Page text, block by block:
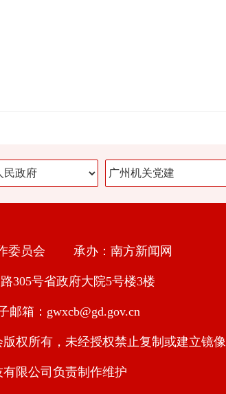
作委员会 承办：南方新闻网
305号省政府大院5号楼3楼
箱：gwxcb@gd.gov.cn
权所有，未经授权禁止复制或建立镜像
限公司负责制作维护